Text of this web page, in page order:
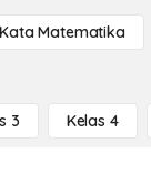
Matematika
3 Kelas 4